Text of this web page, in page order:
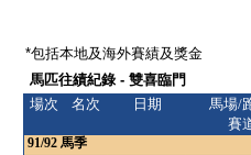
*包括本地及海外賽績及獎金
馬匹往績紀錄 - 雙喜臨門
場次
名次 日期
馬場/
賽
91/92 馬季